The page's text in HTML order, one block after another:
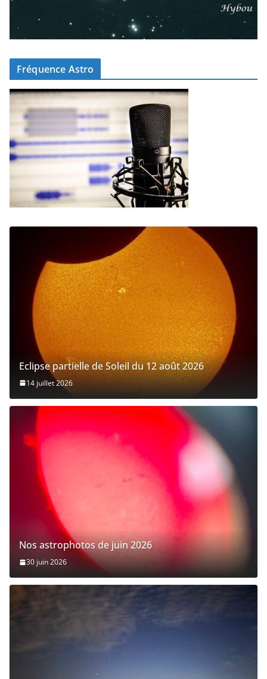
Fréquence Astro
Eclipse partielle de Soleil du 12 août 2026
14 juillet 2026
Nos astrophotos de juin 2026
30 juin 2026